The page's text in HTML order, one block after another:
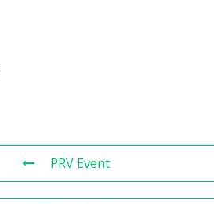
PRV Event